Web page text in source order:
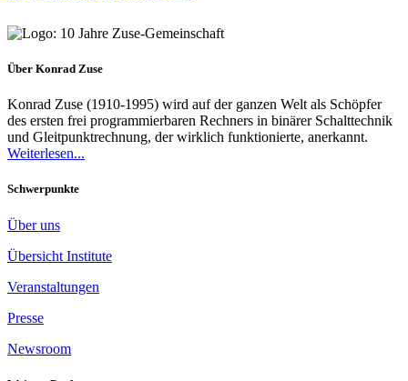
Über Konrad Zuse
Konrad Zuse (1910-1995) wird auf der ganzen Welt als Schöpfer
des ersten frei programmierbaren Rechners in binärer Schalttechnik
und Gleitpunktrechnung, der wirklich funktionierte, anerkannt.
Weiterlesen...
Schwerpunkte
Über uns
Übersicht Institute
Veranstaltungen
Presse
Newsroom